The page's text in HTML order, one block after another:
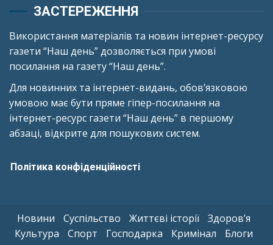
ЗАСТЕРЕЖЕННЯ
Використання матеріалів та новин інтернет-ресурсу
газети “Наш день” дозволяється при умові
посилання на газету “Наш день”.
Для новинних та інтернет-видань, обов’язковою
умовою має бути пряме гіпер-посилання на
інтернет-ресурс газети “Наш день” в першому
абзаці, відкрите для пошукових систем.
Політика конфіденційності
Новини Суспільство Життєві історії
Здоров’я
Культура
Спорт Господарка Кримінал Блоги